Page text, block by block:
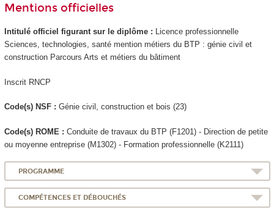
Mentions officielles
Intitulé officiel figurant sur le diplôme : Licence professionnelle
Sciences, technologies, santé mention métiers du BTP : génie civil et
construction Parcours Arts et métiers du bâtiment
Inscrit RNCP
Code(s) NSF : Génie civil, construction et bois (23)
Code(s) ROME : Conduite de travaux du BTP (F1201) - Direction de petite
ou moyenne entreprise (M1302) - Formation professionnelle (K2111)
PROGRAMME
COMPÉTENCES ET DÉBOUCHÉS